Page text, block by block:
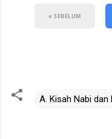
« SEBELUM
A. Kisah Nabi dan